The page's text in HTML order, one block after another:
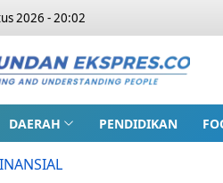
2026 - 20:02
DAERAH PENDIDIKAN